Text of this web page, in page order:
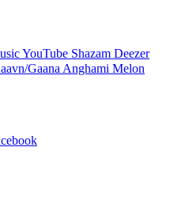
YouTube Shazam Deezer
Gaana Anghami Melon